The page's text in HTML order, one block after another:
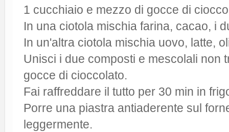
1 cucchiaio e mezzo di gocce di
In una ciotola mischia farina, cacao, i
In un'altra ciotola mischia uovo, latte,
Unisci i due composti e mescolali non
gocce di cioccolato.
Fai raffreddare il tutto per 30 min in
Porre una piastra antiaderente sul
leggermente.